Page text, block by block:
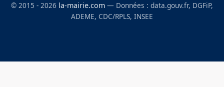
© 2015 - 2026 la-mairie.com — Données : data.gouv.fr, DGFiP,
ADEME, CDC/RPLS, INSEE